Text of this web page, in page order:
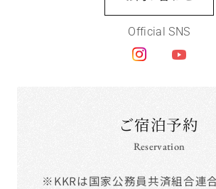
Official SNS
ご宿泊予約
Reservation
※KKRは国家公務員共済組合連